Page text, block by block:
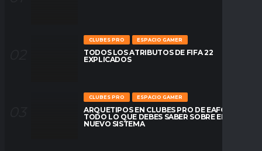
CLUBES PRO ESPACIO GAMER
TODOS LOS ATRIBUTOS DE FIFA 22
EXPLICADOS
CLUBES PRO ESPACIO GAMER
ARQUETIPOS EN CLUBES PRO DE EAFC26:
TODO LO QUE DEBES SABER SOBRE EL
NUEVO SISTEMA